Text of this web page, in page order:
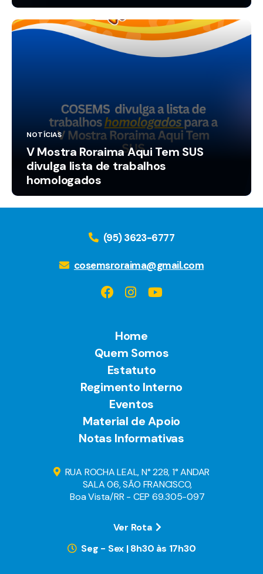
NOTÍCIAS
V Mostra Roraima Aqui Tem SUS
divulga lista de trabalhos
homologados
(95) 3623-6777
cosemsroraima@gmail.com
Home
Quem Somos
Estatuto
Regimento Interno
Eventos
Material de Apoio
Notas Informativas
RUA ROCHA LEAL, N° 228, 1° ANDAR
SALA 06, SÃO FRANCISCO,
Boa Vista/RR - CEP 69.305-097
Ver Rota
Seg - Sex | 8h30 às 17h30